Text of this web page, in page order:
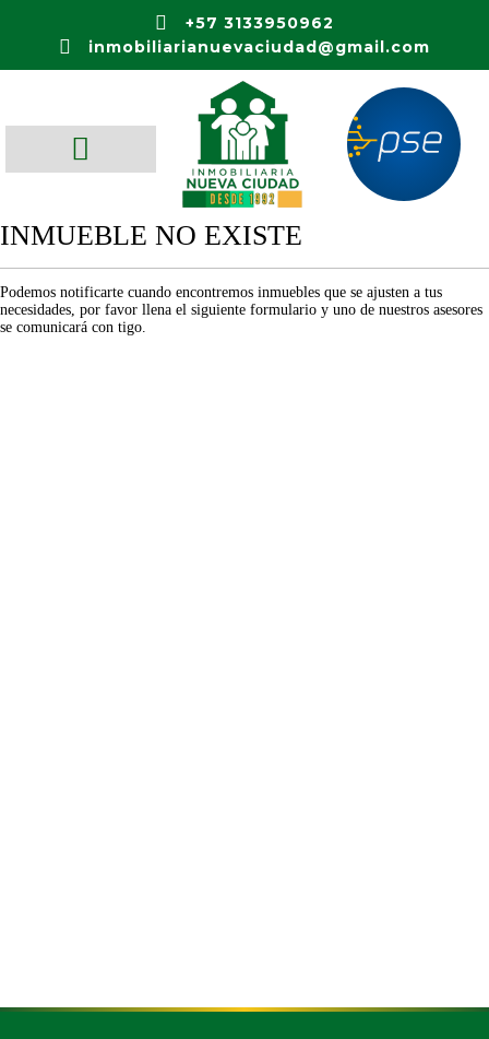
+57 3133950962
inmobiliarianuevaciudad@gmail.com
INMUEBLE NO EXISTE
Podemos notificarte cuando encontremos inmuebles que se ajusten a tus
necesidades, por favor llena el siguiente formulario y uno de nuestros asesores
se comunicará con tigo.